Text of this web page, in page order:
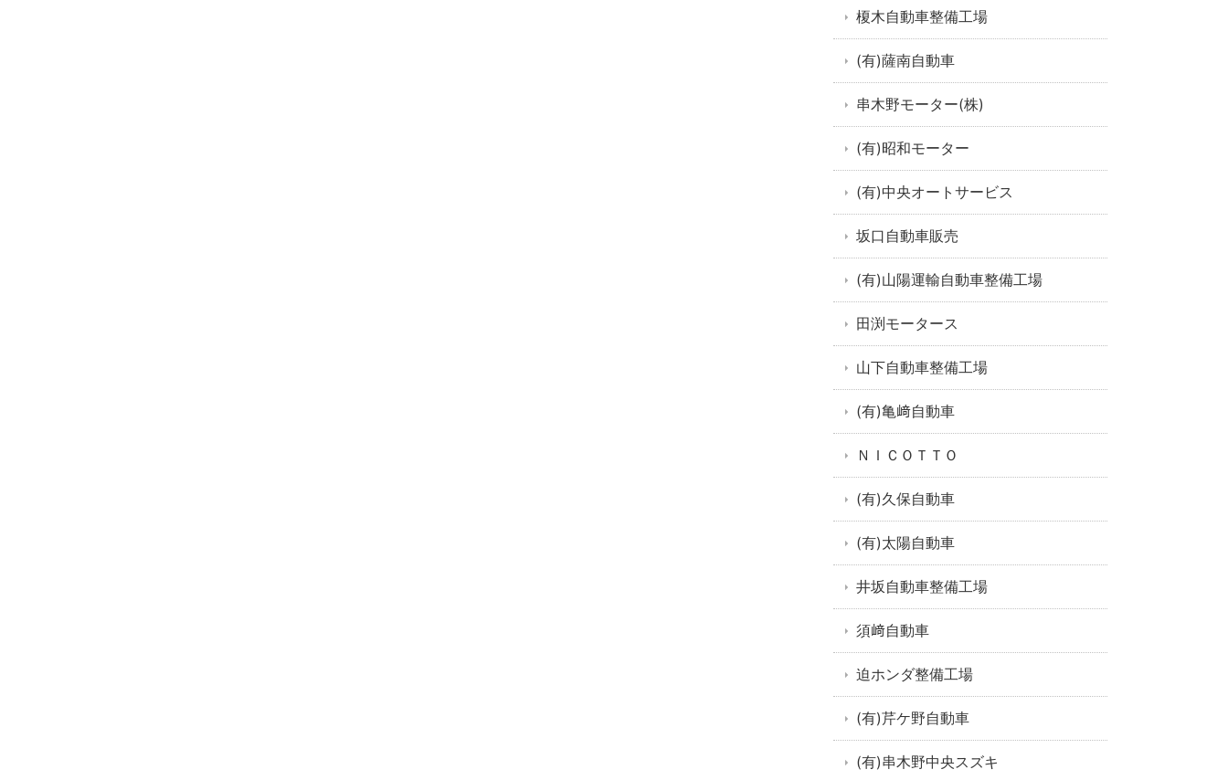
榎木自動車整備工場
(有)薩南自動車
串木野モーター(株)
(有)昭和モーター
(有)中央オートサービス
坂口自動車販売
(有)山陽運輸自動車整備工場
田渕モータース
山下自動車整備工場
(有)亀﨑自動車
ＮＩＣＯＴＴＯ
(有)久保自動車
(有)太陽自動車
井坂自動車整備工場
須﨑自動車
迫ホンダ整備工場
(有)芹ケ野自動車
(有)串木野中央スズキ